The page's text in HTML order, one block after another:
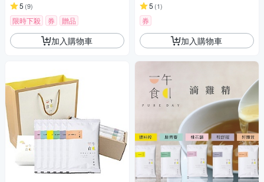
5 (9)
限時下殺 券 贈品
加入購物車
5 (1)
券
加入購物車